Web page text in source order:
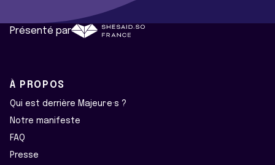
Présenté par
À PROPOS
Qui est derrière Majeur·e·s ?
Notre manifeste
FAQ
Presse